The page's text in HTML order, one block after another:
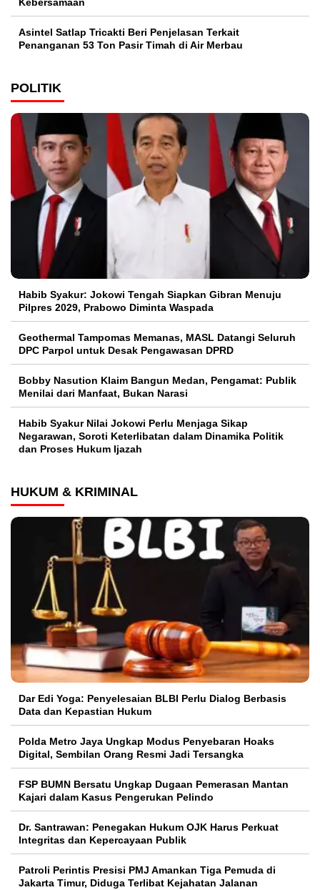
Asintel Satlap Tricakti Beri Penjelasan Terkait
Penanganan 53 Ton Pasir Timah di Air Merbau
POLITIK
Habib Syakur: Jokowi Tengah Siapkan Gibran Menuju
Pilpres 2029, Prabowo Diminta Waspada
Geothermal Tampomas Memanas, MASL Datangi Seluruh
DPC Parpol untuk Desak Pengawasan DPRD
Bobby Nasution Klaim Bangun Medan, Pengamat: Publik
Menilai dari Manfaat, Bukan Narasi
Habib Syakur Nilai Jokowi Perlu Menjaga Sikap
Negarawan, Soroti Keterlibatan dalam Dinamika Politik
dan Proses Hukum Ijazah
HUKUM & KRIMINAL
Dar Edi Yoga: Penyelesaian BLBI Perlu Dialog Berbasis
Data dan Kepastian Hukum
Polda Metro Jaya Ungkap Modus Penyebaran Hoaks
Digital, Sembilan Orang Resmi Jadi Tersangka
FSP BUMN Bersatu Ungkap Dugaan Pemerasan Mantan
Kajari dalam Kasus Pengerukan Pelindo
Dr. Santrawan: Penegakan Hukum OJK Harus Perkuat
Integritas dan Kepercayaan Publik
Patroli Perintis Presisi PMJ Amankan Tiga Pemuda di
Jakarta Timur, Diduga Terlibat Kejahatan Jalanan